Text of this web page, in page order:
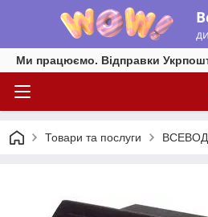
Ми працюємо. Відправки
Товари та послуги